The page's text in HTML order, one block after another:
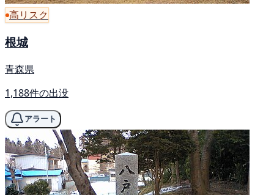
高リスク
根城
青森県
1,188件の出没
アラート